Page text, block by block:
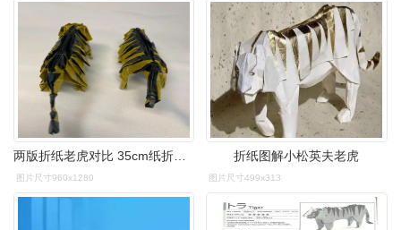
图片尺寸960x1280
折纸图解小松英夫老虎
图片尺寸499x313